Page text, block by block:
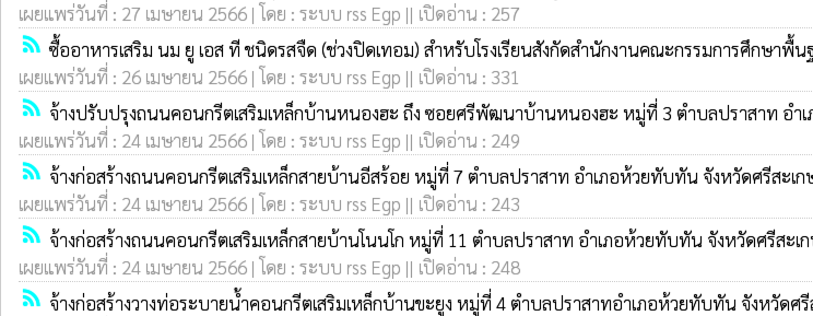
เผยแพร่วันที่ : 27 เมษายน 2566 | โดย : ระบบ rss Egp || เปิดอ่าน : 257
rss_feed ซื้ออาหารเสริม นม ยู เอส ที ชนิดรสจืด (ช่วงปิดเทอม) สำหรับโรงเรียนสังกัดสำนักงานคณะกรรมการศึกษาพื้น
เผยแพร่วันที่ : 26 เมษายน 2566 | โดย : ระบบ rss Egp || เปิดอ่าน : 331
rss_feed จ้างปรับปรุงถนนคอนกรีตเสริมเหล็กบ้านหนองฮะ ถึง ซอยศรีพัฒนาบ้านหนองฮะ หมู่ที่ 3 ตำบลปราสาท อำเ
เผยแพร่วันที่ : 24 เมษายน 2566 | โดย : ระบบ rss Egp || เปิดอ่าน : 249
rss_feed จ้างก่อสร้างถนนคอนกรีตเสริมเหล็กสายบ้านอีสร้อย หมู่ที่ 7 ตำบลปราสาท อำเภอห้วยทับทัน จังหวัดศรีสะเกษ
เผยแพร่วันที่ : 24 เมษายน 2566 | โดย : ระบบ rss Egp || เปิดอ่าน : 243
rss_feed จ้างก่อสร้างถนนคอนกรีตเสริมเหล็กสายบ้านโนนโก หมู่ที่ 11 ตำบลปราสาท อำเภอห้วยทับทัน จังหวัดศรีสะ
เผยแพร่วันที่ : 24 เมษายน 2566 | โดย : ระบบ rss Egp || เปิดอ่าน : 248
rss_feed จ้างก่อสร้างวางท่อระบายน้ำคอนกรีตเสริมเหล็กบ้านขะยูง หมู่ที่ 4 ตำบลปราสาทอำเภอห้วยทับทัน จังหวัดศรีส